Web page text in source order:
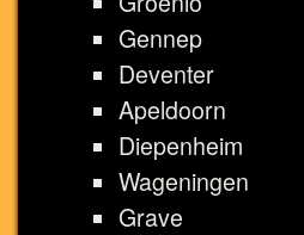
Gennep
Deventer
Apeldoorn
Diepenheim
Wageningen
Grave